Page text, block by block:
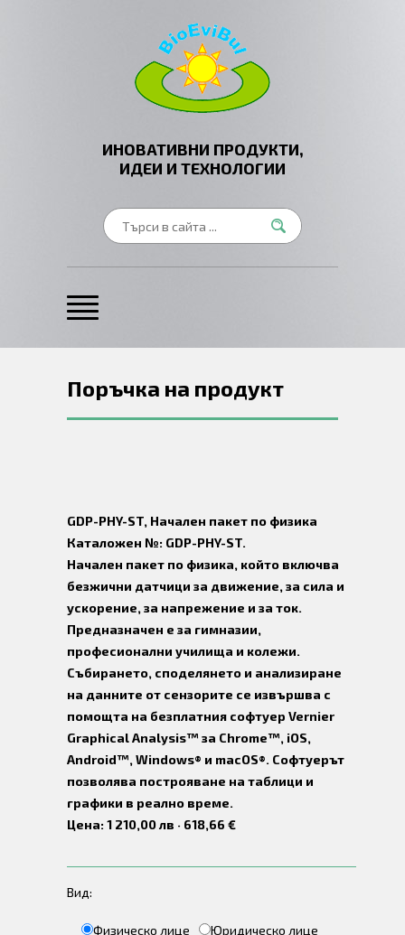
ИНОВАТИВНИ ПРОДУКТИ,
ИДЕИ И ТЕХНОЛОГИИ
Поръчка на продукт
GDP-PHY-ST, Начален пакет по физика
Каталожен №: GDP-PHY-ST.
Начален пакет по физика, който включва
безжични датчици за движение, за сила и
ускорение, за напрежение и за ток.
Предназначен е за гимназии,
професионални училища и колежи.
Събирането, споделянето и анализиране
на данните от сензорите се извършва с
помощта на безплатния софтуер Vernier
Graphical Analysis™ за Chrome™, iOS,
Android™, Windows® и macOS®. Софтуерът
позволява построяване на таблици и
графики в реално време.
Цена: 1 210,00 лв · 618,66 €
Вид:
Физическо лице Юридическо лице